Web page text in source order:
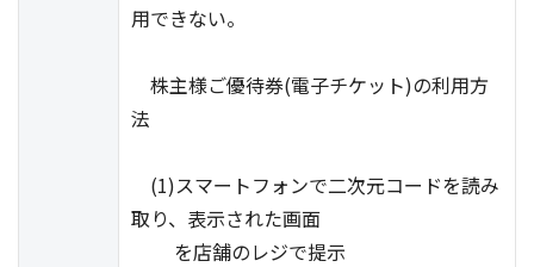
用できない。
株主様ご優待券(電子チケット)の利用方
法
(1)スマートフォンで二次元コードを読み
取り、表示された画面
を店舗のレジで提示